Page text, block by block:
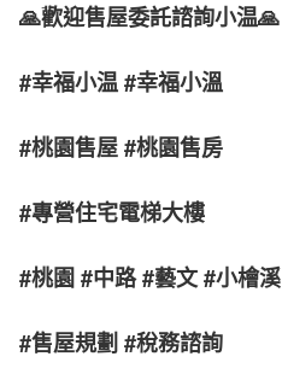
🙏歡迎售屋委託諮詢小温🙏
#幸福小温 #幸福小溫
#桃園售屋 #桃園售房
#專營住宅電梯大樓
#桃園 #中路 #藝文 #小檜
#售屋規劃 #稅務諮詢